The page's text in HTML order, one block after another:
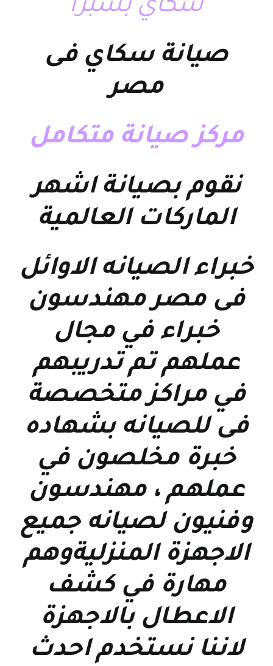
سكاي بشبرا
صيانة سكاي فى
مصر
مركز صيانة متكامل
نقوم بصيانة اشهر
الماركات العالمية
خبراء الصيانه الاوائل
فى مصر مهندسون
خبراء في مجال
عملهم تم تدريبهم
في مراكز متخصصة
فى للصيانه بشهاده
خبرة مخلصون في
عملهم ، مهندسون
وفنيون لصيانه جميع
الاجهزة المنزليةوهم
مهارة في كشف
الاعطال بالاجهزة
لاننا نستخدم احدث